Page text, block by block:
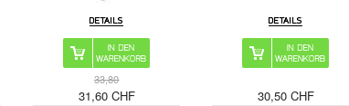
33,80
31,60 CHF 30,50 CHF